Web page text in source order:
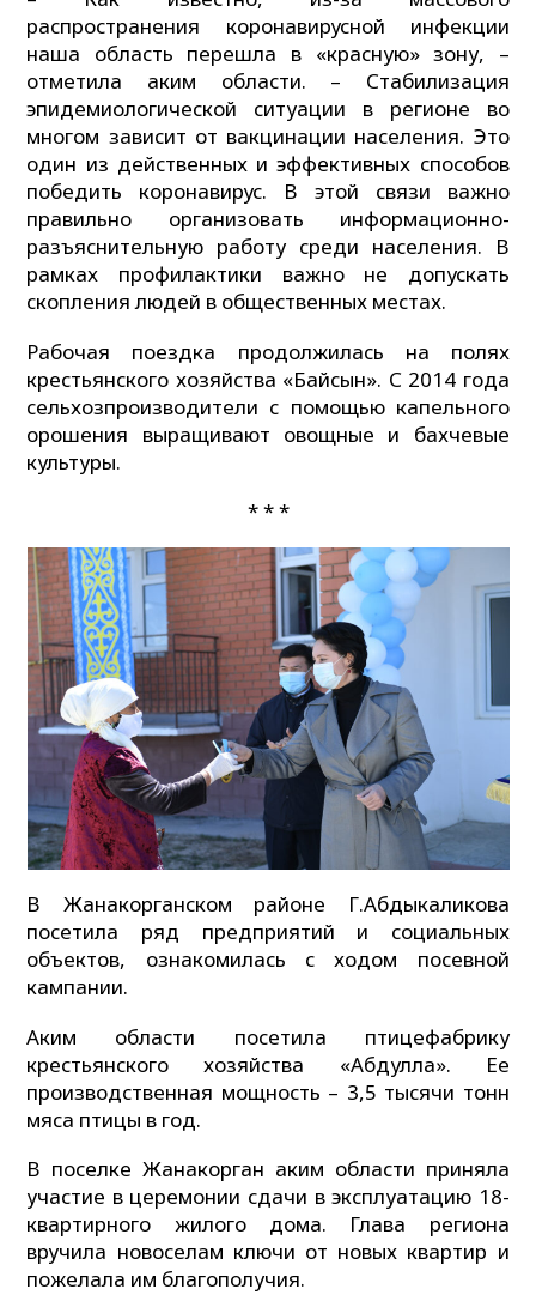
распространения коронавирусной инфекции
наша область перешла в «красную» зону, –
отметила аким области. – Стабилизация
эпидемиологической ситуации в регионе во
многом зависит от вакцинации населения. Это
один из действенных и эффективных способов
победить коронавирус. В этой связи важно
правильно организовать информационно-
разъяснительную работу среди населения. В
рамках профилактики важно не допускать
скопления людей в общественных местах.
Рабочая поездка продолжилась на полях
крестьянского хозяйства «Байсын». С 2014 года
сельхозпроизводители с помощью капельного
орошения выращивают овощные и бахчевые
культуры.
* * *
В Жанакорганском районе Г.Абдыкаликова
посетила ряд предприятий и социальных
объектов, ознакомилась с ходом посевной
кампании.
Аким области посетила птицефабрику
крестьянского хозяйства «Абдулла». Ее
производственная мощность – 3,5 тысячи тонн
мяса птицы в год.
В поселке Жанакорган аким области приняла
участие в церемонии сдачи в эксплуатацию 18-
квартирного жилого дома. Глава региона
вручила новоселам ключи от новых квартир и
пожелала им благополучия.